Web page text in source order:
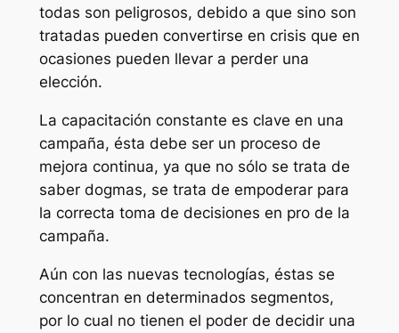
todas son peligrosos, debido a que sino son
tratadas pueden convertirse en crisis que en
ocasiones pueden llevar a perder una
elección.
La capacitación constante es clave en una
campaña, ésta debe ser un proceso de
mejora continua, ya que no sólo se trata de
saber dogmas, se trata de empoderar para
la correcta toma de decisiones en pro de la
campaña.
Aún con las nuevas tecnologías, éstas se
concentran en determinados segmentos,
por lo cual no tienen el poder de decidir una